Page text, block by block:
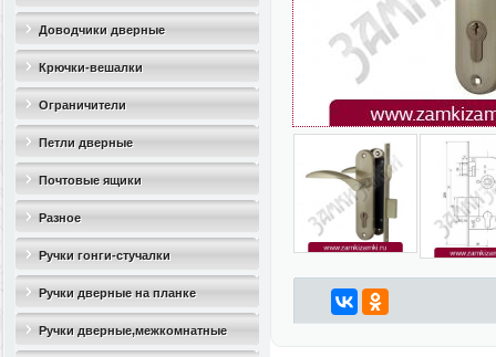
Доводчики дверные
Крючки-вешалки
Ограничители
дверные(стопоры)
Петли дверные
Почтовые ящики
Разное
Ручки гонги-стучалки
Ручки дверные на планке
Ручки дверные,межкомнатные